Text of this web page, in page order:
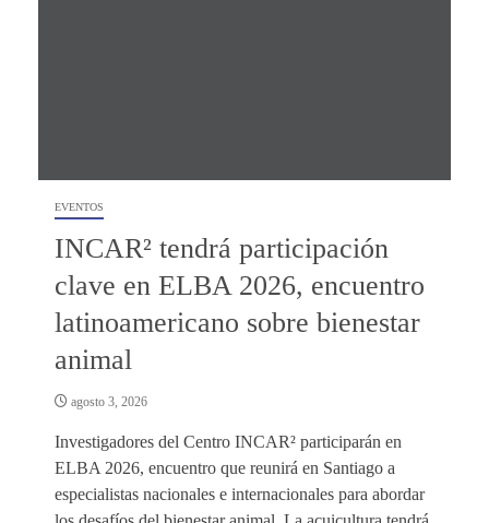
EVENTOS
INCAR² tendrá participación
clave en ELBA 2026, encuentro
latinoamericano sobre bienestar
animal
agosto 3, 2026
Investigadores del Centro INCAR² participarán en
ELBA 2026, encuentro que reunirá en Santiago a
especialistas nacionales e internacionales para abordar